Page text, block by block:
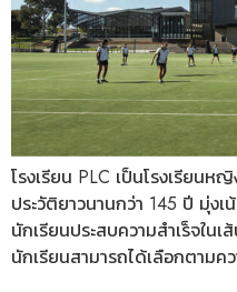
โรงเรียน PLC เป็นโรงเรียน
ประวัติยาวนานกว่า 145 ปี มุ่ง
นักเรียนประสบความสำเร็จใน
นักเรียนสามารถได้เลือกตามค